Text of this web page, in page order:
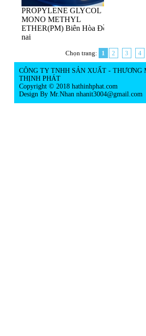
PROPYLENE GLYCOL
MONO METHYL
ETHER(PM) Biên Hòa Đồng
nai
Chọn trang: 1 2 3 4
CÔNG TY TNHH SẢN XUẤT -
THỊNH PHÁT
Copyright © 2018 hathinhphat.com
Design By Mr.Nhan nhanit3004@gmail.com